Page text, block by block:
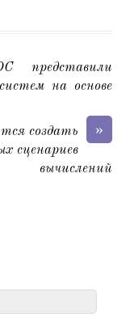
представили
на основе
»
создать
сценариев
вычислений